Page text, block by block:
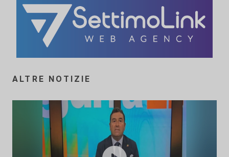
ALTRE NOTIZIE